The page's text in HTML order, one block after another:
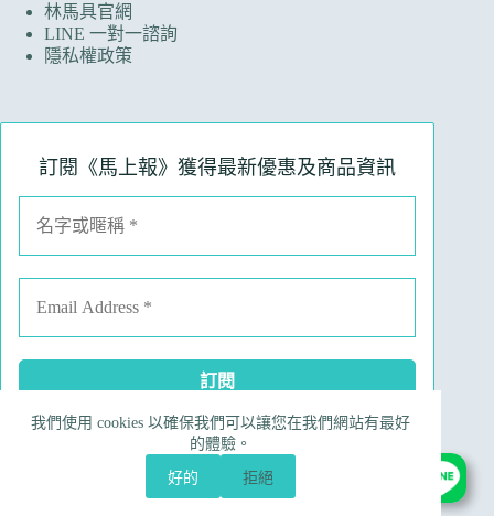
我們使用 cookies 以確保我們可以讓您在我們網站有最好
的體驗。
好的 拒絕
林馬具官網
LINE 一對一諮詢
隱私權政策
訂閱《馬上報》獲得最新優惠及商品資訊
Facebook Instagram Line
電子郵件
電話號碼
Copyright © 2026 Ruinart 林馬具｜昀翼國際行銷有限公